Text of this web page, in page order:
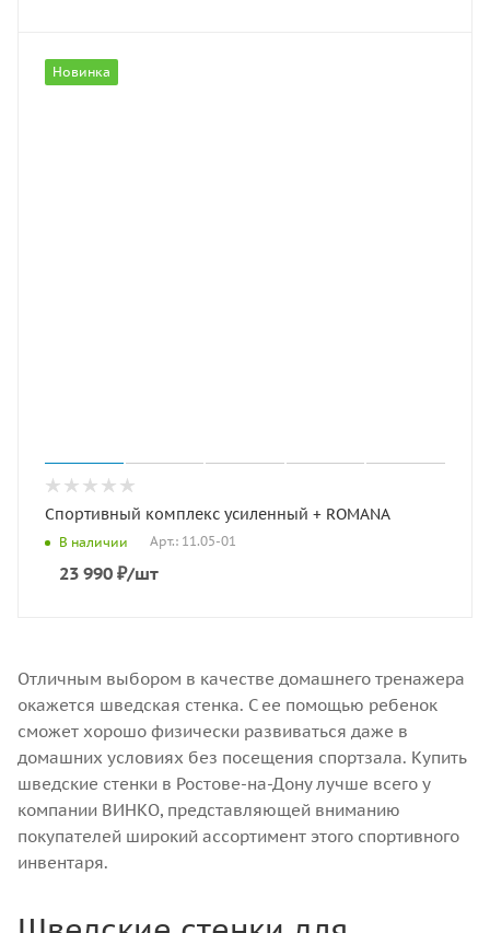
Новинка
Спортивный комплекс усиленный + ROMANA
В наличии Арт.: 11.05-01
23 990 ₽/шт
Отличным выбором в качестве домашнего тренажера
окажется шведская стенка. С ее помощью ребенок
сможет хорошо физически развиваться даже в
домашних условиях без посещения спортзала. Купить
шведские стенки в Ростове-на-Дону лучше всего у
компании ВИНКО, представляющей вниманию
покупателей широкий ассортимент этого спортивного
инвентаря.